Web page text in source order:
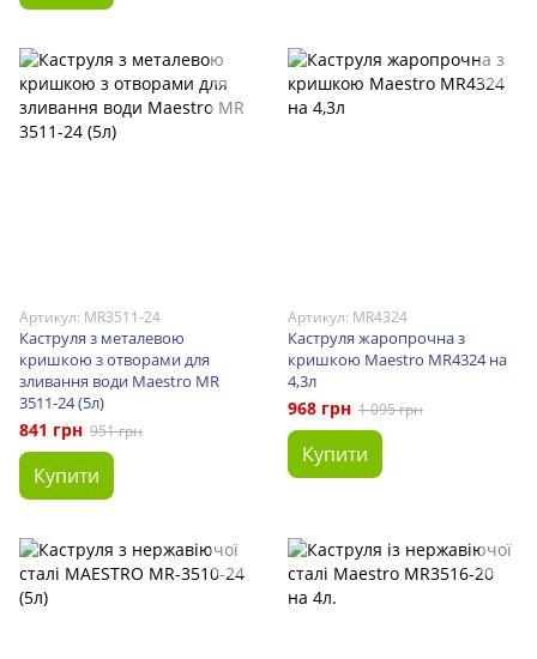
Артикул: MR3511-24
Каструля з металевою
кришкою з отворами для
зливання води Maestro MR
3511-24 (5л)
841 грн 951 грн
Купити
Артикул: MR4324
Каструля жаропрочна з
кришкою Maestro MR4324 на
4,3л
968 грн 1 095 грн
Купити